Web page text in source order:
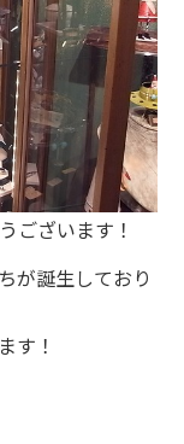
ございます！
が誕生しており
す！